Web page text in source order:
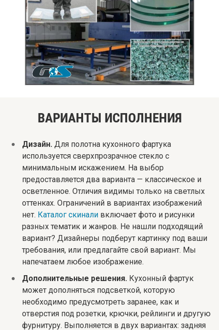
ВАРИАНТЫ ИСПОЛНЕНИЯ
Дизайн. Для полотна кухонного фартука
используется сверхпрозрачное стекло с
минимальным искажением. На выбор
предоставляется два варианта — классическое и
осветленное. Отличия видимы только на светлых
оттенках. Ограничений в вариантах изображений
нет. Каталог скинали включает фото и рисунки
разных тематик и жанров. Не нашли подходящий
вариант? Дизайнеры подберут картинку под ваши
требования, или предлагайте свой вариант. Мы
напечатаем любое изображение.
Дополнительные решения. Кухонный фартук
может дополняться подсветкой, которую
необходимо предусмотреть заранее, как и
отверстия под розетки, крючки, рейлинги и другую
фурнитуру. Выполняется в двух вариантах: задняя